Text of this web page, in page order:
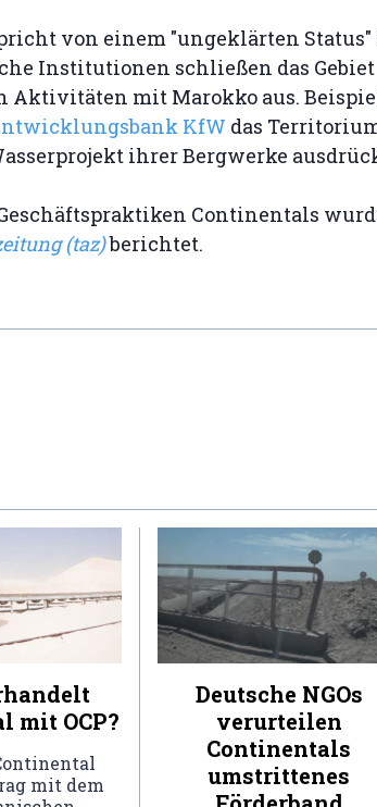
von einem "ungeklärten Status"
Institutionen schließen das Gebiet
mit Marokko aus.
KfW das
ihrer Bergwerke
Continentals
(taz)berichtet.
mit OCP?
mit dem
Deutsche NGOs
verurteilen
Continentals
umstrittenes